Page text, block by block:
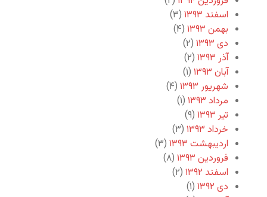
اسفند ۱۳۹۳
(۳)
بهمن ۱۳۹۳
(۴)
دی ۱۳۹۳
(۲)
آذر ۱۳۹۳
(۲)
آبان ۱۳۹۳
(۱)
شهریور ۱۳۹۳
(۴)
مرداد ۱۳۹۳
(۱)
تیر ۱۳۹۳
(۹)
خرداد ۱۳۹۳
(۳)
اردیبهشت ۱۳۹۳
(۳)
فروردین ۱۳۹۳
(۸)
اسفند ۱۳۹۲
(۲)
دی ۱۳۹۲
(۱)